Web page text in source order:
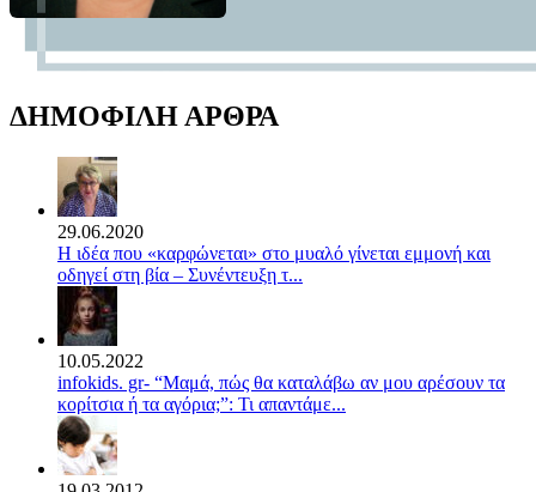
ΔΗΜΟΦΙΛΗ ΑΡΘΡΑ
29.06.2020
Η ιδέα που «καρφώνεται» στο μυαλό γίνεται εμμονή και
οδηγεί στη βία – Συνέντευξη τ...
10.05.2022
infokids. gr- “Μαμά, πώς θα καταλάβω αν μου αρέσουν τα
κορίτσια ή τα αγόρια;”: Τι απαντάμε...